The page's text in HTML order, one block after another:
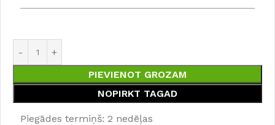
PIEVIENOT GROZAM
NOPIRKT TAGAD
Piegādes termiņš: 2 nedēļas